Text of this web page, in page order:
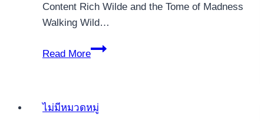
Content Rich Wilde and the Tome of Madness
Walking Wild…
Read More
Caça-
Jogue
ไม่มีหมวดหมู่